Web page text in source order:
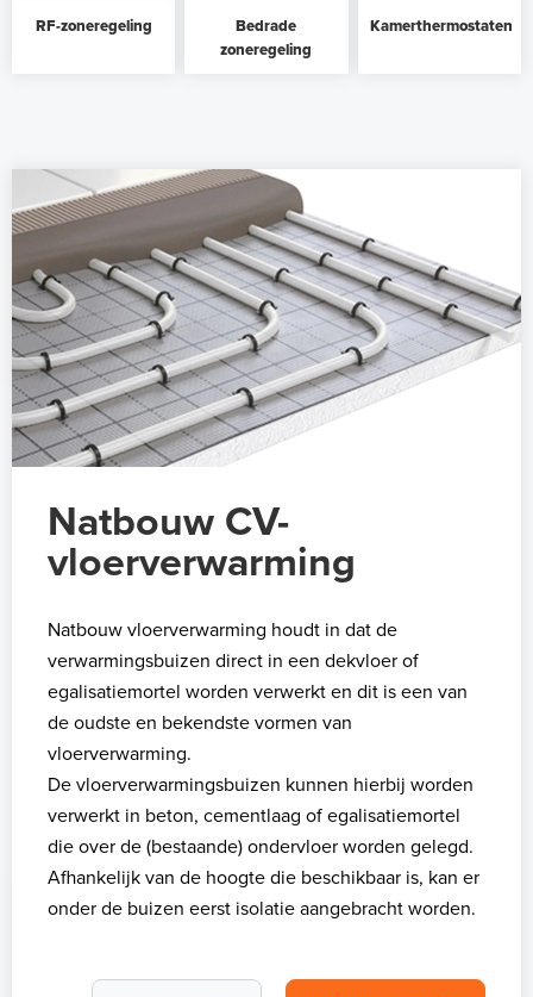
RF-zoneregeling
Bedrade
zoneregeling
Kamerthermostaten
Natbouw CV-
vloerverwarming
Natbouw vloerverwarming houdt in dat de
verwarmingsbuizen direct in een dekvloer of
egalisatiemortel worden verwerkt en dit is een van
de oudste en bekendste vormen van
vloerverwarming.
De vloerverwarmingsbuizen kunnen hierbij worden
verwerkt in beton, cementlaag of egalisatiemortel
die over de (bestaande) ondervloer worden gelegd.
Afhankelijk van de hoogte die beschikbaar is, kan er
onder de buizen eerst isolatie aangebracht worden.